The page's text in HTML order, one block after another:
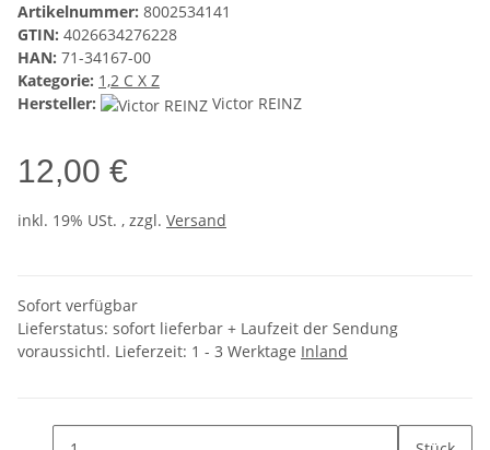
Artikelnummer: 8002534141
GTIN: 4026634276228
HAN: 71-34167-00
Kategorie: 1,2 C X Z
Hersteller:
Victor REINZ
12,00 €
inkl. 19% USt. , zzgl. Versand
Sofort verfügbar
Lieferstatus: sofort lieferbar + Laufzeit der Sendung
voraussichtl. Lieferzeit: 1 - 3 Werktage Inland